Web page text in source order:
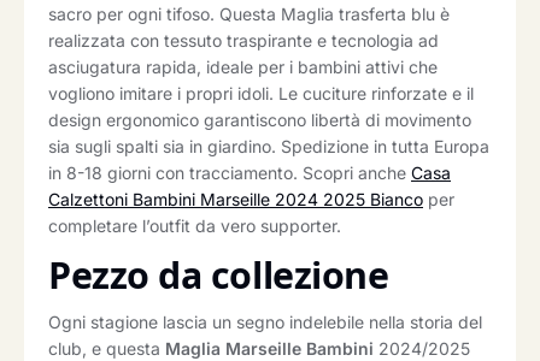
sacro per ogni tifoso. Questa Maglia trasferta blu è
realizzata con tessuto traspirante e tecnologia ad
asciugatura rapida, ideale per i bambini attivi che
vogliono imitare i propri idoli. Le cuciture rinforzate e il
design ergonomico garantiscono libertà di movimento
sia sugli spalti sia in giardino. Spedizione in tutta Europa
in 8-18 giorni con tracciamento. Scopri anche Casa
Calzettoni Bambini Marseille 2024 2025 Bianco per
completare l’outfit da vero supporter.
Pezzo da collezione
Ogni stagione lascia un segno indelebile nella storia del
club, e questa Maglia Marseille Bambini 2024/2025